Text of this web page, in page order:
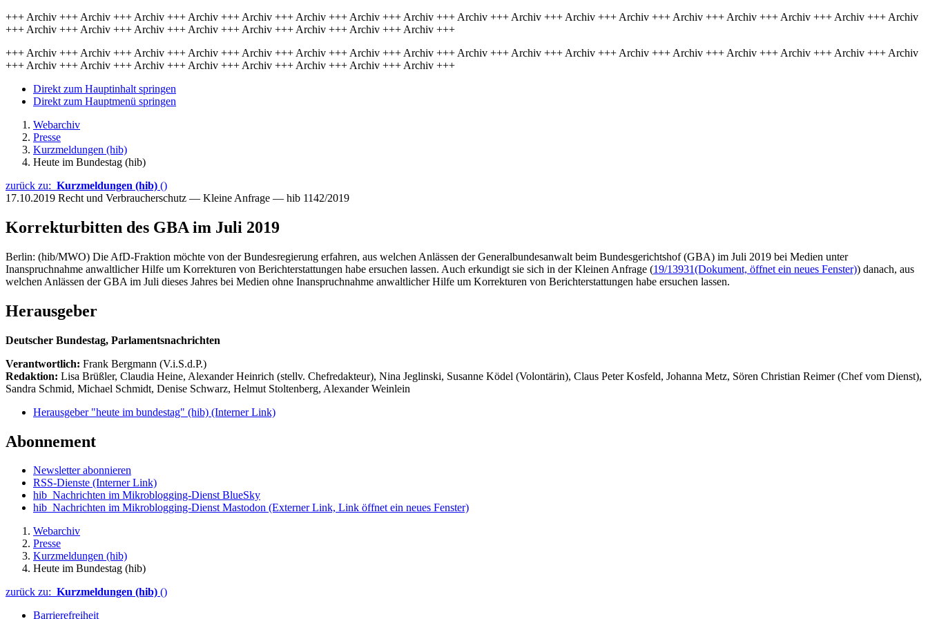
+++ Archiv +++ Archiv +++ Archiv +++ Archiv +++ Archiv +++ Archiv +++ Archiv +++ Archiv +++ Archiv +++ Archiv +++ Archiv +++ Archiv +++ Archiv +++ Archiv +++ Archiv +++ Archiv +++ Archiv
+++ Archiv +++ Archiv +++ Archiv +++ Archiv +++ Archiv +++ Archiv +++ Archiv +++ Archiv +++
+++ Archiv +++ Archiv +++ Archiv +++ Archiv +++ Archiv +++ Archiv +++ Archiv +++ Archiv +++ Archiv +++ Archiv +++ Archiv +++ Archiv +++ Archiv +++ Archiv +++ Archiv +++ Archiv +++ Archiv
+++ Archiv +++ Archiv +++ Archiv +++ Archiv +++ Archiv +++ Archiv +++ Archiv +++ Archiv +++
Direkt zum Hauptinhalt springen
Direkt zum Hauptmenü springen
Webarchiv
Presse
Kurzmeldungen (hib)
Heute im Bundestag (hib)
zurück zu: Kurzmeldungen (hib) ()
17.10.2019 Recht und Verbraucherschutz — Kleine Anfrage — hib 1142/2019
Korrekturbitten des GBA im Juli 2019
Berlin: (hib/MWO) Die AfD-Fraktion möchte von der Bundesregierung erfahren, aus welchen Anlässen der Generalbundesanwalt beim Bundesgerichtshof (GBA) im Juli 2019 bei Medien unter
Inanspruchnahme anwaltlicher Hilfe um Korrekturen von Berichterstattungen habe ersuchen lassen. Auch erkundigt sie sich in der Kleinen Anfrage (19/13931(Dokument, öffnet ein neues Fenster)) danach, aus
welchen Anlässen der GBA im Juli dieses Jahres bei Medien ohne Inanspruchnahme anwaltlicher Hilfe um Korrekturen von Berichterstattungen habe ersuchen lassen.
Herausgeber
Deutscher Bundestag, Parlamentsnachrichten
Verantwortlich: Frank Bergmann (V.i.S.d.P.)
Redaktion: Lisa Brüßler, Claudia Heine, Alexander Heinrich (stellv. Chefredakteur), Nina Jeglinski, Susanne Ködel (Volontärin), Claus Peter Kosfeld, Johanna Metz, Sören Christian Reimer (Chef vom Dienst),
Sandra Schmid, Michael Schmidt, Denise Schwarz, Helmut Stoltenberg, Alexander Weinlein
Herausgeber "heute im bundestag" (hib) (Interner Link)
Abonnement
Newsletter abonnieren
RSS-Dienste (Interner Link)
hib_Nachrichten im Mikroblogging-Dienst BlueSky
hib_Nachrichten im Mikroblogging-Dienst Mastodon (Externer Link, Link öffnet ein neues Fenster)
Webarchiv
Presse
Kurzmeldungen (hib)
Heute im Bundestag (hib)
zurück zu: Kurzmeldungen (hib) ()
Barrierefreiheit